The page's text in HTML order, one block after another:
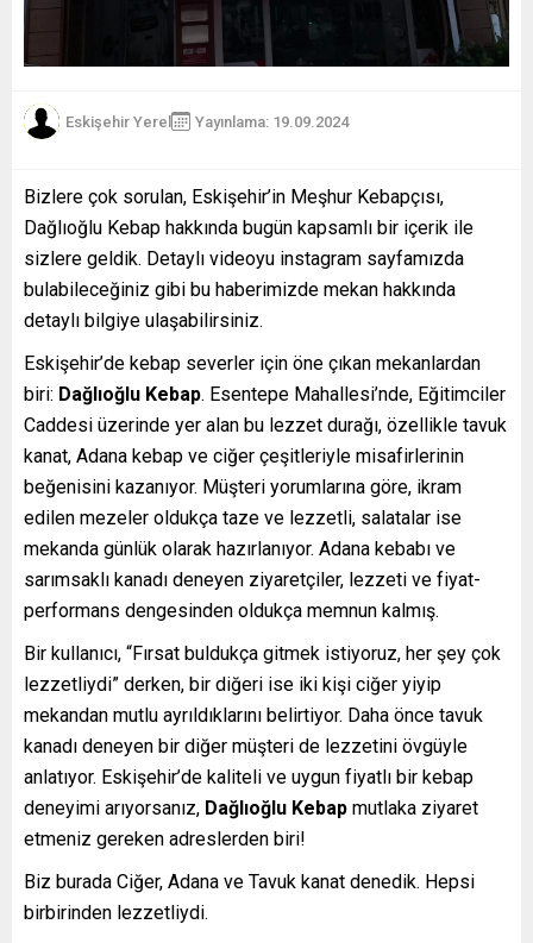
Eskişehir Yerel Yayınlama: 19.09.2024
Bizlere çok sorulan, Eskişehir’in Meşhur Kebapçısı,
Dağlıoğlu Kebap hakkında bugün kapsamlı bir içerik ile
sizlere geldik. Detaylı videoyu instagram sayfamızda
bulabileceğiniz gibi bu haberimizde mekan hakkında
detaylı bilgiye ulaşabilirsiniz.
Eskişehir’de kebap severler için öne çıkan mekanlardan
biri: Dağlıoğlu Kebap. Esentepe Mahallesi’nde, Eğitimciler
Caddesi üzerinde yer alan bu lezzet durağı, özellikle tavuk
kanat, Adana kebap ve ciğer çeşitleriyle misafirlerinin
beğenisini kazanıyor. Müşteri yorumlarına göre, ikram
edilen mezeler oldukça taze ve lezzetli, salatalar ise
mekanda günlük olarak hazırlanıyor. Adana kebabı ve
sarımsaklı kanadı deneyen ziyaretçiler, lezzeti ve fiyat-
performans dengesinden oldukça memnun kalmış.
Bir kullanıcı, “Fırsat buldukça gitmek istiyoruz, her şey çok
lezzetliydi” derken, bir diğeri ise iki kişi ciğer yiyip
mekandan mutlu ayrıldıklarını belirtiyor. Daha önce tavuk
kanadı deneyen bir diğer müşteri de lezzetini övgüyle
anlatıyor. Eskişehir’de kaliteli ve uygun fiyatlı bir kebap
deneyimi arıyorsanız, Dağlıoğlu Kebap mutlaka ziyaret
etmeniz gereken adreslerden biri!
Biz burada Ciğer, Adana ve Tavuk kanat denedik. Hepsi
birbirinden lezzetliydi.